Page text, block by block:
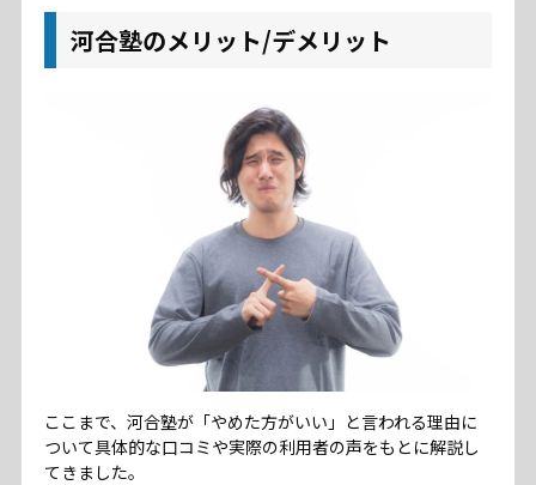
河合塾のメリット/デメリット
ここまで、河合塾が「やめた方がいい」と言われる理由に
ついて具体的な口コミや実際の利用者の声をもとに解説し
てきました。